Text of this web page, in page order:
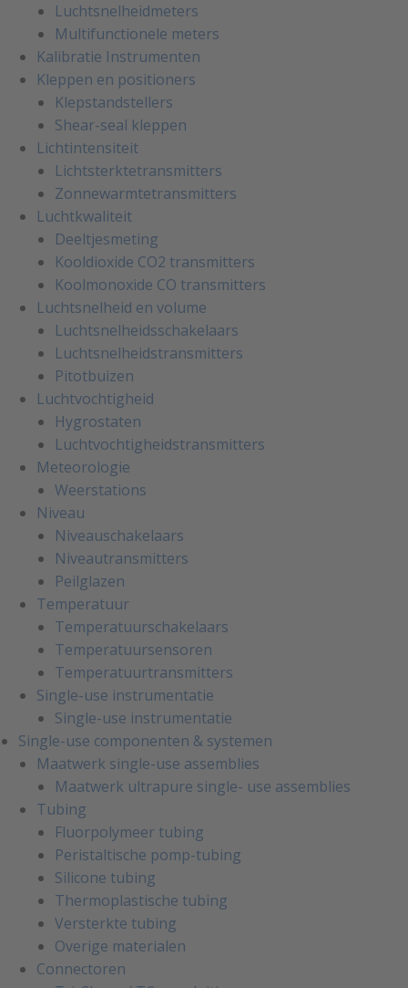
Luchtsnelheidmeters
Multifunctionele meters
Kalibratie Instrumenten
Kleppen en positioners
Klepstandstellers
Shear-seal kleppen
Lichtintensiteit
Lichtsterktetransmitters
Zonnewarmtetransmitters
Luchtkwaliteit
Deeltjesmeting
Kooldioxide CO2 transmitters
Koolmonoxide CO transmitters
Luchtsnelheid en volume
Luchtsnelheidsschakelaars
Luchtsnelheidstransmitters
Pitotbuizen
Luchtvochtigheid
Hygrostaten
Luchtvochtigheidstransmitters
Meteorologie
Weerstations
Niveau
Niveauschakelaars
Niveautransmitters
Peilglazen
Temperatuur
Temperatuurschakelaars
Temperatuursensoren
Temperatuurtransmitters
Single-use instrumentatie
Single-use instrumentatie
Single-use componenten & systemen
Maatwerk single-use assemblies
Maatwerk ultrapure single- use assemblies
Tubing
Fluorpolymeer tubing
Peristaltische pomp-tubing
Silicone tubing
Thermoplastische tubing
Versterkte tubing
Overige materialen
Connectoren